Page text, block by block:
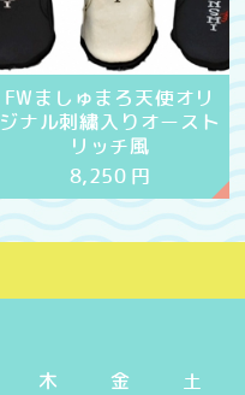
FWましゅまろ天使オリ
ジナル刺繍入りオースト
リッチ風
8,250 円
木 金
土